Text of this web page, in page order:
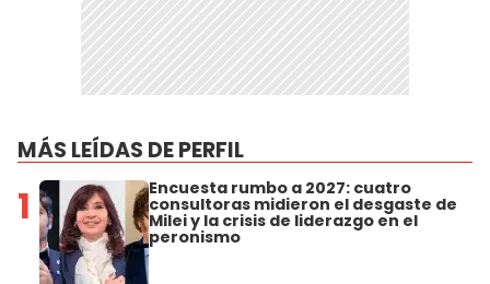
MÁS LEÍDAS DE PERFIL
1 Encuesta rumbo a 2027: cuatro
consultoras midieron el desgaste de
Milei y la crisis de liderazgo en el
peronismo